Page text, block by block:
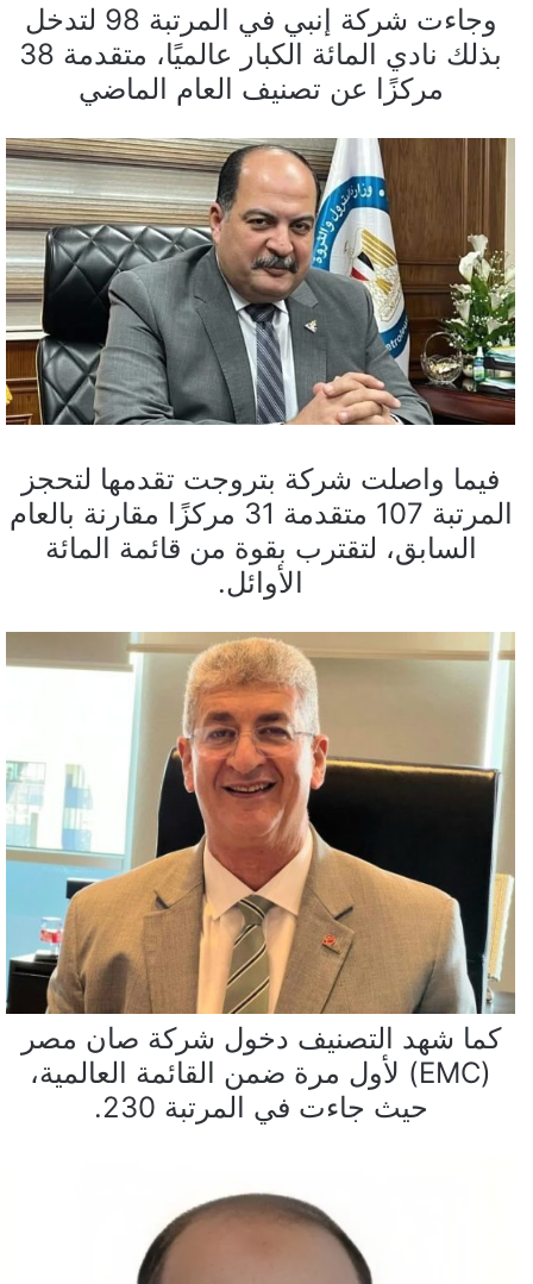
وجاءت شركة إنبي في المرتبة 98 لتدخل
بذلك نادي المائة الكبار عالميًا، متقدمة 38
مركزًا عن تصنيف العام الماضي
فيما واصلت شركة بتروجت تقدمها لتحجز
المرتبة 107 متقدمة 31 مركزًا مقارنة بالعام
السابق، لتقترب بقوة من قائمة المائة
الأوائل.
كما شهد التصنيف دخول شركة صان مصر
(EMC) لأول مرة ضمن القائمة العالمية،
حيث جاءت في المرتبة 230.